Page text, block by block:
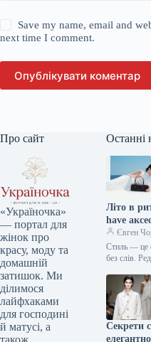
Save my name, email and
next time I comment.
Опублікувати коментар
Про сайт
«Україночка»
— портал для
жінок про
красу, моду та
домашній
затишок. Ми
ділимося
лайфхаками
для господині
й матусі, а
Останні
Літо в
have
твійЄвген
Стиль — це
без слів.
Секрети